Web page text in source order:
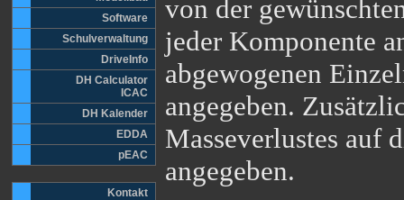
Software
Schulverwaltung
DriveInfo
DH Calculator
ICAC
DH Kalender
EDDA
pEAC
Kontakt
von der
jeder Komponente
abgewogenen
angegeben.
Masseverlustes auf
angegeben.